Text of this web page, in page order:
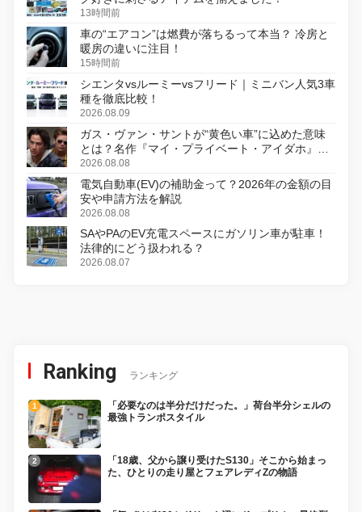
13時間前
車の“エアコン”は燃費が落ちるって本当？ 冷房と
暖房の違いに注目！
15時間前
シエンタvsルーミーvsフリード｜ミニバン人気3車
種を徹底比較！
2026.08.09
ガス・ヴァン・サントが“黄色い車”に込めた意味
とは？名作『マイ・プライベート・アイダホ』が
初のデジタルリマスター版で復活
2026.08.08
電気自動車(EV)の補助金って？2026年の金額の目
安や申請方法を解説
2026.08.08
SAやPAのEV充電スペースにガソリン車が駐車！
法律的にどう扱われる？
2026.08.07
Ranking ランキング
「必要なのは半分だけだった。」荷台半分シェルの
最強トランポスタイル
「18歳、父から譲り受けたS130」そこから始まっ
た、ひとりの走り屋とフェアレディZの物語